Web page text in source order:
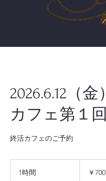
2026.6.12（
カフェ第１
終活カフェのご予約
1時間 ￥700